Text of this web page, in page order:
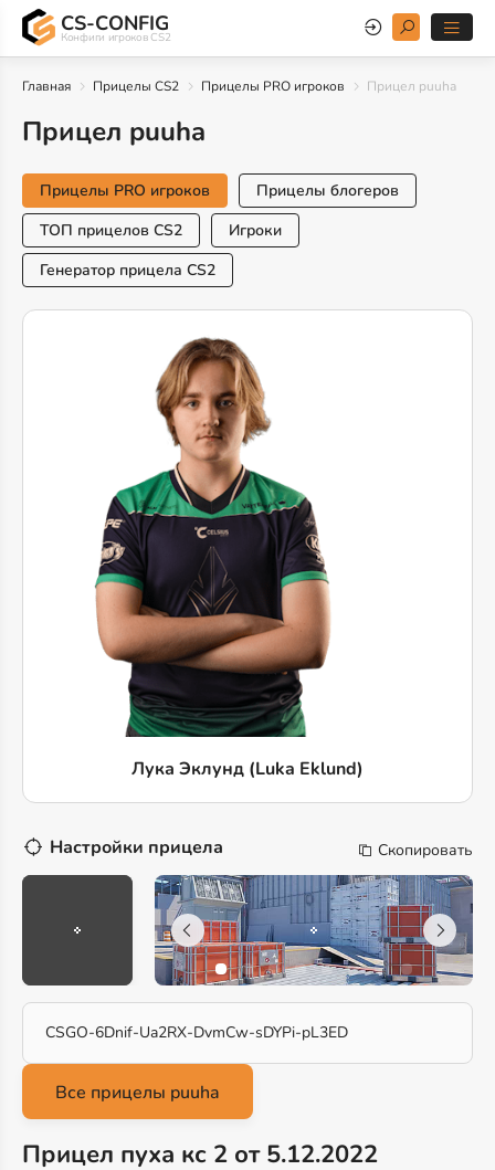
CS-CONFIG
Конфиги игроков CS2
Главная Прицелы CS2 Прицелы PRO игроков Прицел puuha
Прицел puuha
Прицелы PRO игроков
Прицелы блогеров
ТОП прицелов CS2
Игроки
Генератор прицела CS2
Лука Эклунд (Luka Eklund)
Настройки прицела Скопировать
CSGO-6Dnif-Ua2RX-DvmCw-sDYPi-pL3ED
Прицел пуха кс 2 от 5.12.2022